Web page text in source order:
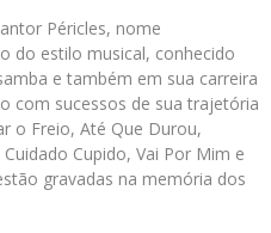
Péricles, nome
do estilo musical, conhecido
e também em sua carreira
com sucessos de sua trajetória
o Freio, Até Que Durou,
Cupido, Vai Por Mim e
gravadas na memória dos